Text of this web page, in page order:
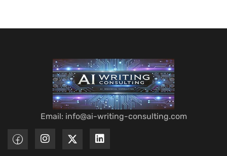
Email: info@ai-writing-consulting.com